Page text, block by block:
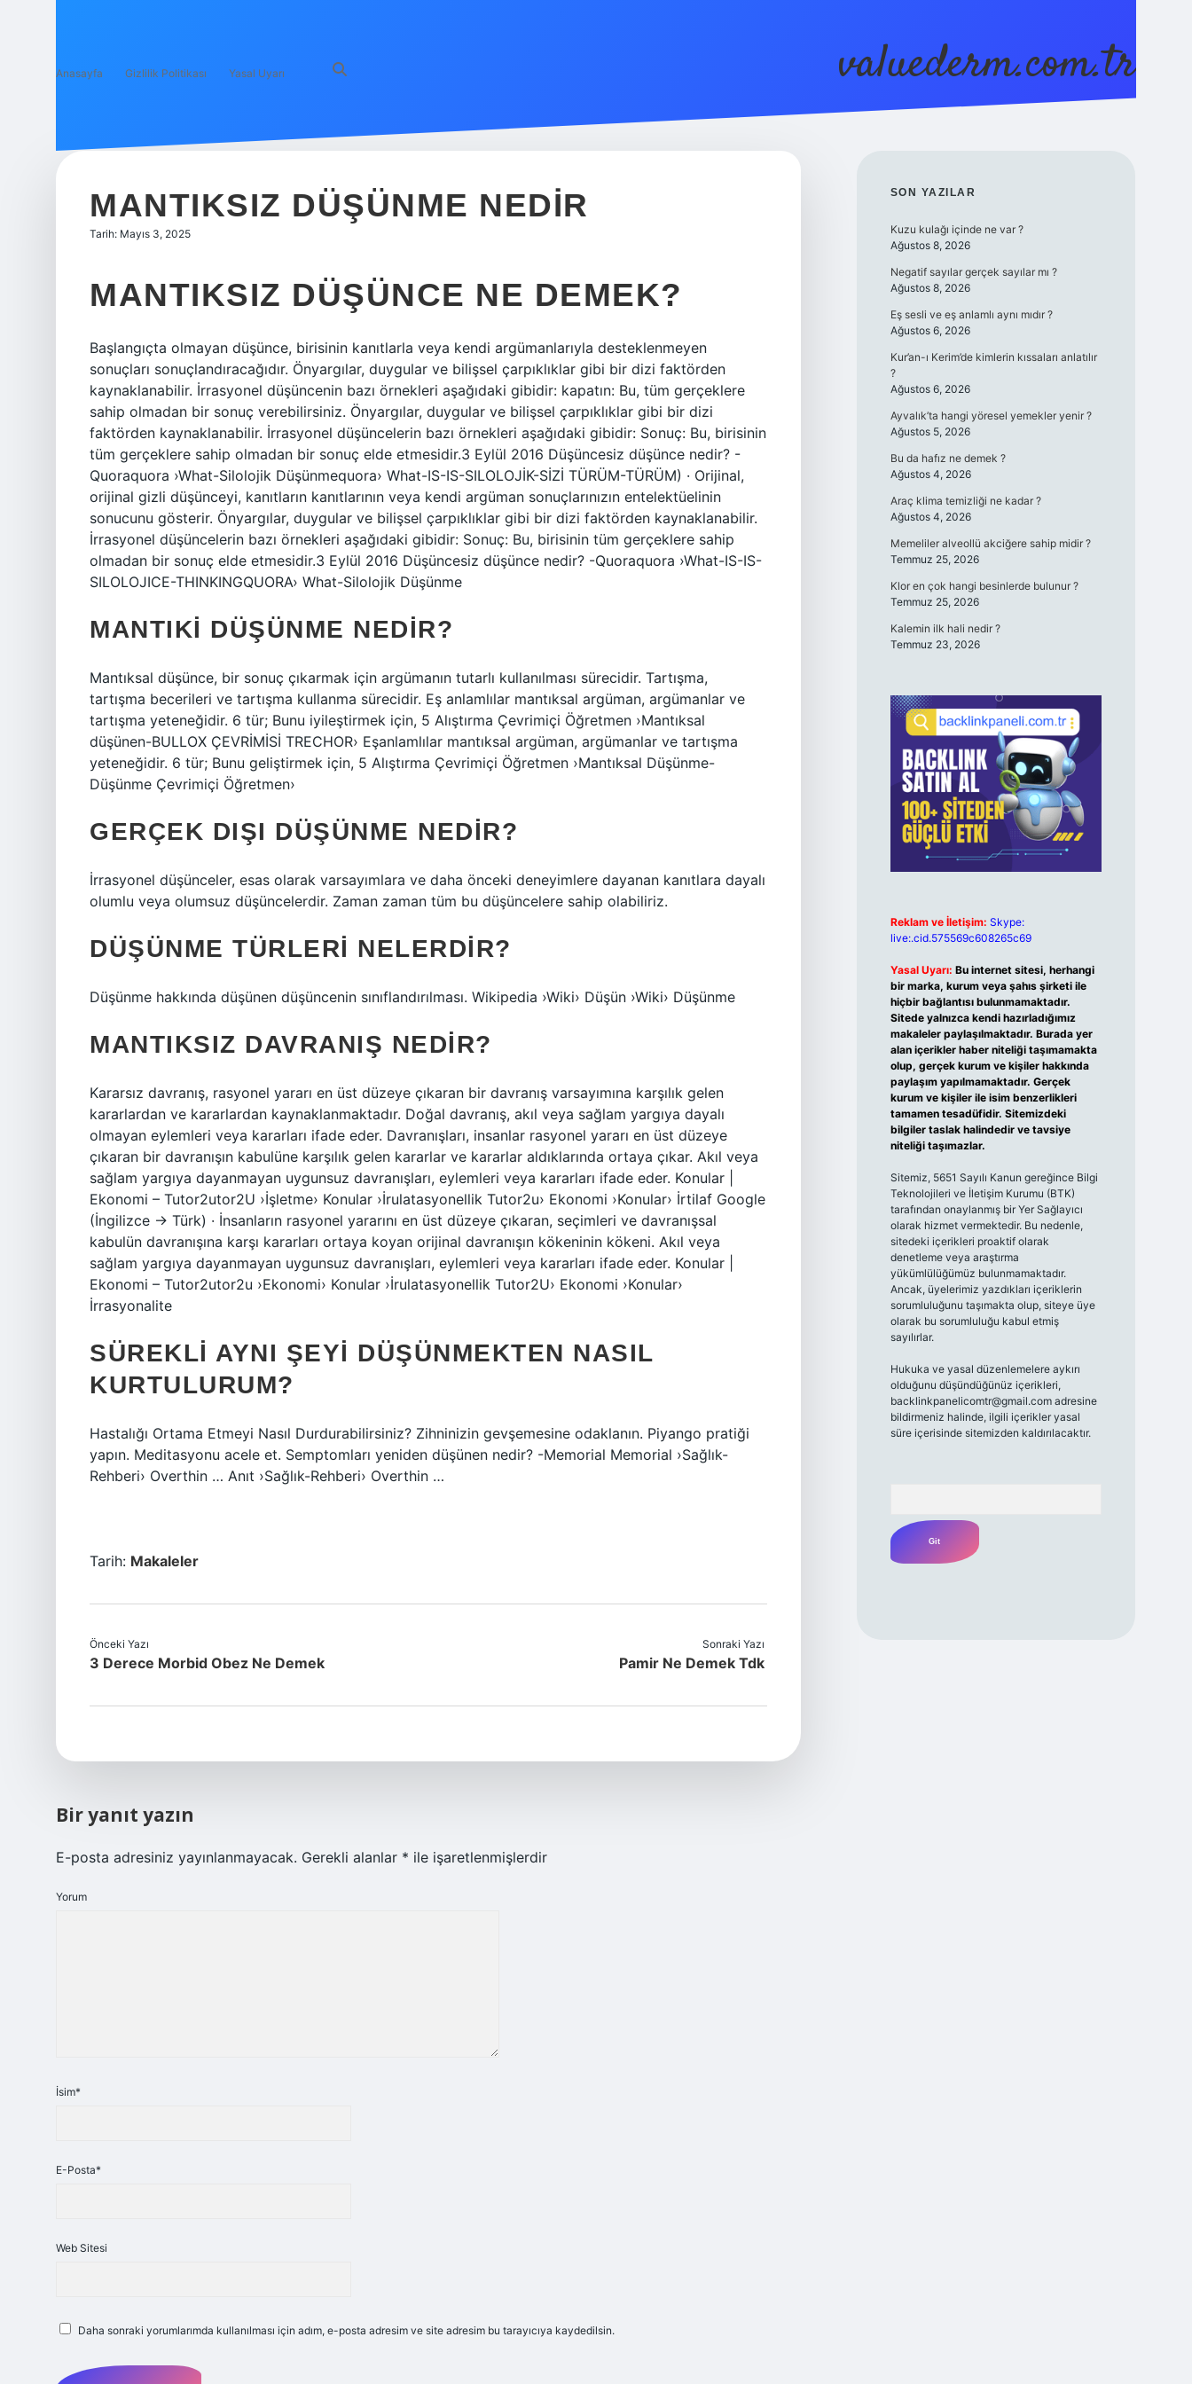
Anasayfa Gizlilik Politikası Yasal Uyarı valuederm.com.tr
MANTIKSIZ DÜŞÜNME NEDIR
Tarih: Mayıs 3, 2025
MANTIKSIZ DÜŞÜNCE NE DEMEK?
Başlangıçta olmayan düşünce, birisinin kanıtlarla veya kendi argümanlarıyla desteklenmeyen
sonuçları sonuçlandıracağıdır. Önyargılar, duygular ve bilişsel çarpıklıklar gibi bir dizi faktörden
kaynaklanabilir. İrrasyonel düşüncenin bazı örnekleri aşağıdaki gibidir: kapatın: Bu, tüm gerçeklere
sahip olmadan bir sonuç verebilirsiniz. Önyargılar, duygular ve bilişsel çarpıklıklar gibi bir dizi
faktörden kaynaklanabilir. İrrasyonel düşüncelerin bazı örnekleri aşağıdaki gibidir: Sonuç: Bu, birisinin
tüm gerçeklere sahip olmadan bir sonuç elde etmesidir.3 Eylül 2016 Düşüncesiz düşünce nedir? -
Quoraquora ›What-Silolojik Düşünmequora› What-IS-IS-SILOLOJİK-SİZİ TÜRÜM-TÜRÜM) · Orijinal,
orijinal gizli düşünceyi, kanıtların kanıtlarının veya kendi argüman sonuçlarınızın entelektüelinin
sonucunu gösterir. Önyargılar, duygular ve bilişsel çarpıklıklar gibi bir dizi faktörden kaynaklanabilir.
İrrasyonel düşüncelerin bazı örnekleri aşağıdaki gibidir: Sonuç: Bu, birisinin tüm gerçeklere sahip
olmadan bir sonuç elde etmesidir.3 Eylül 2016 Düşüncesiz düşünce nedir? -Quoraquora ›What-IS-IS-
SILOLOJICE-THINKINGQUORA› What-Silolojik Düşünme
MANTIKI DÜŞÜNME NEDIR?
Mantıksal düşünce, bir sonuç çıkarmak için argümanın tutarlı kullanılması sürecidir. Tartışma,
tartışma becerileri ve tartışma kullanma sürecidir. Eş anlamlılar mantıksal argüman, argümanlar ve
tartışma yeteneğidir. 6 tür; Bunu iyileştirmek için, 5 Alıştırma Çevrimiçi Öğretmen ›Mantıksal
düşünen-BULLOX ÇEVRİMİSİ TRECHOR› Eşanlamlılar mantıksal argüman, argümanlar ve tartışma
yeteneğidir. 6 tür; Bunu geliştirmek için, 5 Alıştırma Çevrimiçi Öğretmen ›Mantıksal Düşünme-
Düşünme Çevrimiçi Öğretmen›
GERÇEK DIŞI DÜŞÜNME NEDIR?
İrrasyonel düşünceler, esas olarak varsayımlara ve daha önceki deneyimlere dayanan kanıtlara dayalı
olumlu veya olumsuz düşüncelerdir. Zaman zaman tüm bu düşüncelere sahip olabiliriz.
DÜŞÜNME TÜRLERI NELERDIR?
Düşünme hakkında düşünen düşüncenin sınıflandırılması. Wikipedia ›Wiki› Düşün ›Wiki› Düşünme
MANTIKSIZ DAVRANIŞ NEDIR?
Kararsız davranış, rasyonel yararı en üst düzeye çıkaran bir davranış varsayımına karşılık gelen
kararlardan ve kararlardan kaynaklanmaktadır. Doğal davranış, akıl veya sağlam yargıya dayalı
olmayan eylemleri veya kararları ifade eder. Davranışları, insanlar rasyonel yararı en üst düzeye
çıkaran bir davranışın kabulüne karşılık gelen kararlar ve kararlar aldıklarında ortaya çıkar. Akıl veya
sağlam yargıya dayanmayan uygunsuz davranışları, eylemleri veya kararları ifade eder. Konular |
Ekonomi – Tutor2utor2U ›İşletme› Konular ›İrulatasyonellik Tutor2u› Ekonomi ›Konular› İrtilaf Google
(İngilizce → Türk) · İnsanların rasyonel yararını en üst düzeye çıkaran, seçimleri ve davranışsal
kabulün davranışına karşı kararları ortaya koyan orijinal davranışın kökeninin kökeni. Akıl veya
sağlam yargıya dayanmayan uygunsuz davranışları, eylemleri veya kararları ifade eder. Konular |
Ekonomi – Tutor2utor2u ›Ekonomi› Konular ›İrulatasyonellik Tutor2U› Ekonomi ›Konular›
İrrasyonalite
SÜREKLI AYNI ŞEYI DÜŞÜNMEKTEN NASIL
KURTULURUM?
Hastalığı Ortama Etmeyi Nasıl Durdurabilirsiniz? Zihninizin gevşemesine odaklanın. Piyango pratiği
yapın. Meditasyonu acele et. Semptomları yeniden düşünen nedir? -Memorial Memorial ›Sağlık-
Rehberi› Overthin … Anıt ›Sağlık-Rehberi› Overthin …
Tarih: Makaleler
Önceki Yazı
3 Derece Morbid Obez Ne Demek
Sonraki Yazı
Pamir Ne Demek Tdk
Bir yanıt yazın
E-posta adresiniz yayınlanmayacak. Gerekli alanlar * ile işaretlenmişlerdir
Yorum
İsim*
E-Posta*
Web Sitesi
Daha sonraki yorumlarımda kullanılması için adım, e-posta adresim ve site adresim bu tarayıcıya kaydedilsin.
SIDEBAR
SON YAZILAR
Kuzu kulağı içinde ne var ?
Ağustos 8, 2026
Negatif sayılar gerçek sayılar mı ?
Ağustos 8, 2026
Eş sesli ve eş anlamlı aynı mıdır ?
Ağustos 6, 2026
Kur’an-ı Kerim’de kimlerin kıssaları anlatılır
?
Ağustos 6, 2026
Ayvalık’ta hangi yöresel yemekler yenir ?
Ağustos 5, 2026
Bu da hafız ne demek ?
Ağustos 4, 2026
Araç klima temizliği ne kadar ?
Ağustos 4, 2026
Memeliler alveollü akciğere sahip midir ?
Temmuz 25, 2026
Klor en çok hangi besinlerde bulunur ?
Temmuz 25, 2026
Kalemin ilk hali nedir ?
Temmuz 23, 2026
Reklam ve İletişim: Skype:
live:.cid.575569c608265c69
Yasal Uyarı: Bu internet sitesi, herhangi
bir marka, kurum veya şahıs şirketi ile
hiçbir bağlantısı bulunmamaktadır.
Sitede yalnızca kendi hazırladığımız
makaleler paylaşılmaktadır. Burada yer
alan içerikler haber niteliği taşımamakta
olup, gerçek kurum ve kişiler hakkında
paylaşım yapılmamaktadır. Gerçek
kurum ve kişiler ile isim benzerlikleri
tamamen tesadüfidir. Sitemizdeki
bilgiler taslak halindedir ve tavsiye
niteliği taşımazlar.
Sitemiz, 5651 Sayılı Kanun gereğince Bilgi
Teknolojileri ve İletişim Kurumu (BTK)
tarafından onaylanmış bir Yer Sağlayıcı
olarak hizmet vermektedir. Bu nedenle,
sitedeki içerikleri proaktif olarak
denetleme veya araştırma
yükümlülüğümüz bulunmamaktadır.
Ancak, üyelerimiz yazdıkları içeriklerin
sorumluluğunu taşımakta olup, siteye üye
olarak bu sorumluluğu kabul etmiş
sayılırlar.
Hukuka ve yasal düzenlemelere aykırı
olduğunu düşündüğünüz içerikleri,
backlinkpanelicomtr@gmail.comadresine
bildirmeniz halinde, ilgili içerikler yasal
süre içerisinde sitemizden kaldırılacaktır.